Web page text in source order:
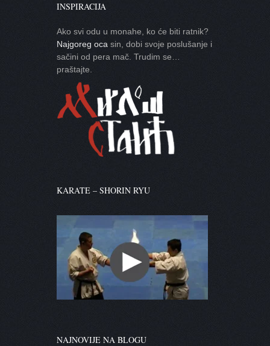
INSPIRACIJA
Ako svi odu u monahe, ko će biti ratnik?
Najgoreg oca sin, dobi svoje poslušanje i
sačini od pera mač. Trudim se…
praštajte.
KARATE – SHORIN RYU
NAJNOVIJE NA BLOGU